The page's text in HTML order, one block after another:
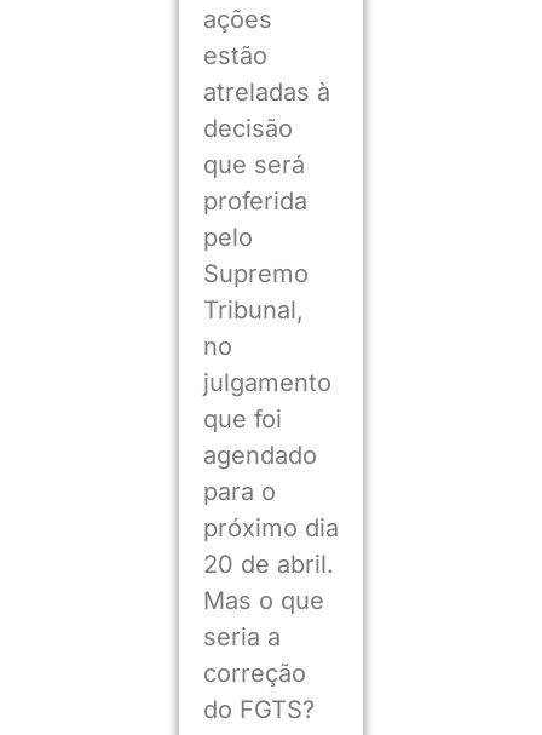
ações
estão
atreladas à
decisão
que será
proferida
pelo
Supremo
Tribunal,
no
julgamento
que foi
agendado
para o
próximo dia
20 de abril.
Mas o que
seria a
correção
do FGTS?